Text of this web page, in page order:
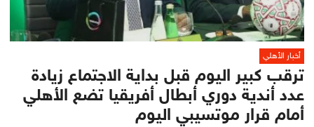
أخبار الأهلي
ترقب كبير اليوم قبل بداية الاجتماع زيادة
عدد أندية دوري أبطال أفريقيا تضع الأهلي
أمام قرار موتسيبي اليوم